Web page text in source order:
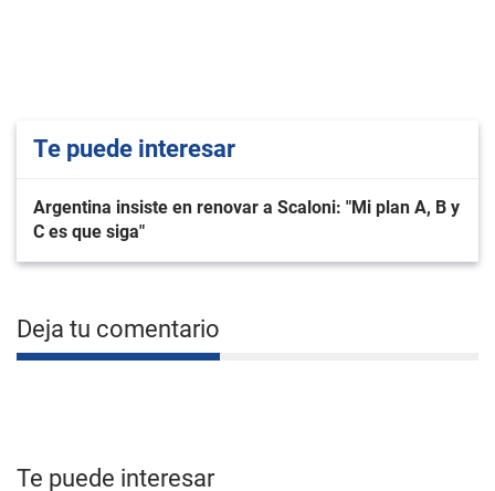
Te puede interesar
Argentina insiste en renovar a Scaloni: "Mi plan A, B y
C es que siga"
Deja tu comentario
Te puede interesar